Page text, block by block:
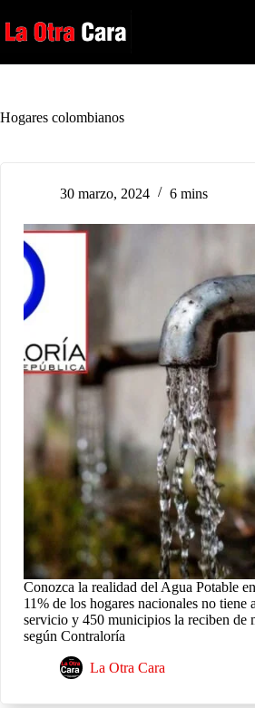
al
contenido
Hogares colombianos
30 marzo, 2024 6 mins
Conozca la realidad del Agua Potable
11% de los hogares nacionales no tiene
servicio y 450 municipios la reciben de
según Contraloría
La Otra Cara